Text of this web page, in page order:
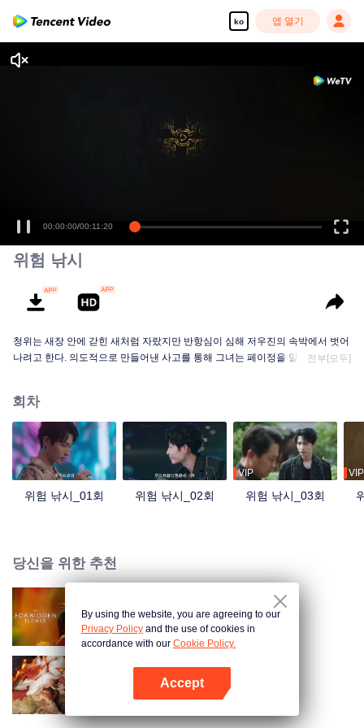
ko 앱 열기
00:00:00/00:11:20
위험 낚시
청위는 새장 안에 갇힌 새처럼 자랐지만 반항심이 심해 저우진의 속박에서 벗어
나려고 한다. 의도적으로 만들어낸 사고를 통해 그녀는 페이정을 알았다. 그녀
전부[모두]
회차
위험 낚시_01회 위험 낚시_02회
VIP
위험 낚시_03회
VIP
당신을 위한 추천
하화 (English Ver.)
옥노교
By using the website, you are agreeing to our
Privacy Policy and the use of cookies in
accordance with our Cookie Policy.
Accept